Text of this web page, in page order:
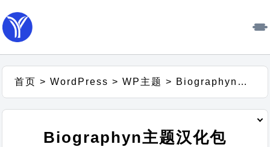
首页 >WordPress >WP主题 > Biographyn主题汉化包
Biographyn主题汉化包